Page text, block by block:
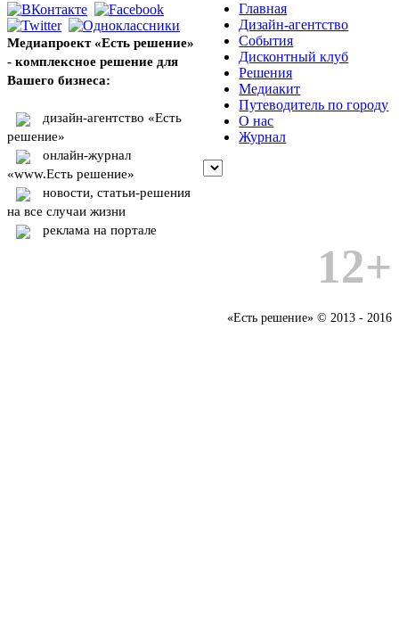
Медиапроект «Есть решение»
- комплексное решение для
Вашего бизнеса:
дизайн-агентство «Есть
решение»
онлайн-журнал
«www.Есть решение»
новости, статьи-решения
на все случаи жизни
реклама на портале
Главная
Дизайн-агентство
События
Дисконтный клуб
Решения
Медиакит
Путеводитель по городу
О нас
Журнал
12+
«Есть решение» © 2013 - 2016